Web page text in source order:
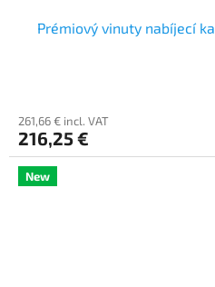
Prémiový vinuty nabíjecí
261,66 € incl. VAT
216,25 €
New